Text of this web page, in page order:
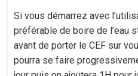
Si vous démarrez avec
préférable de boire de l’eau
avant de porter le CEF sur
pourra se faire